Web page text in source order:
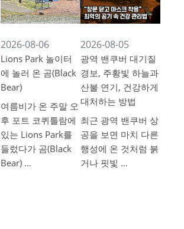
2026-08-06
Lions Park 놀이터
에 놀러 온 곰(Black
Bear)
여름비가 온 주말 오
후 포트 코퀴틀람에
있는 Lions Park를
들렀다가 곰(Black
Bear) …
2026-08-05
광역 밴쿠버 대기질
경보, 주황빛 하늘과
산불 연기, 건강하게
대처하는 방법
최근 광역 밴쿠버 상
공을 보면 마치 다른
행성에 온 것처럼 붉
거나 핏빛 …